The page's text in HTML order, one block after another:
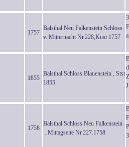
1757
Balsthal Neu Falkenstein Schloss
v. Mitternacht Nr.228,Kust 1757
1855
Balsthal Schloss Blauenstein , Stst
1855
1758
Balsthal Schloss Neu Falkenstein
...Mittagseite Nr.227.1758